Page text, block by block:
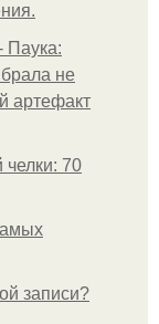
Паука:
не
артефакт
челки: 70
записи?